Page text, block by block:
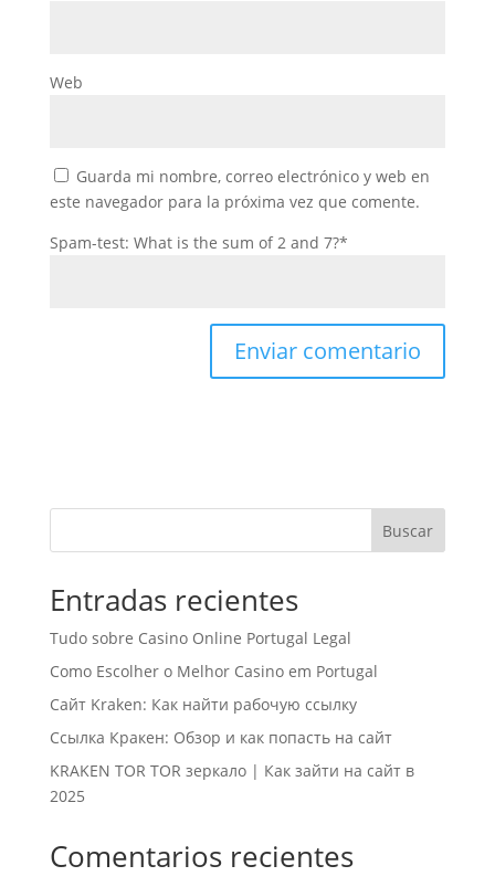
Web
Guarda mi nombre, correo electrónico y web en
este navegador para la próxima vez que comente.
Spam-test: What is the sum of 2 and 7?*
Buscar
Entradas recientes
Tudo sobre Casino Online Portugal Legal
Como Escolher o Melhor Casino em Portugal
Сайт Kraken: Как найти рабочую ссылку
Ссылка Кракен: Обзор и как попасть на сайт
KRAKEN TOR TOR зеркало | Как зайти на сайт в
2025
Comentarios recientes